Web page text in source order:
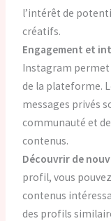
l’intérêt de
créatifs.
Engagement et
Instagram permet
de la plateforme.
messages privés
communauté et
contenus.
Découvrir de
profil, vous
contenus
des profils